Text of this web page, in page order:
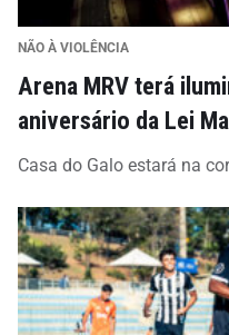
NÃO À VIOLÊNCIA
Arena MRV terá
aniversário da Lei
Casa do Galo estará na